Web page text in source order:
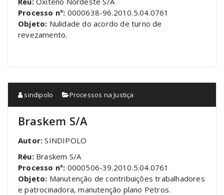
Processo nº: 0000638-96.2010.5.04.0761
Objeto: Nulidade do acordo de turno de
revezamento.
sindipolo Processos na Justiça
Braskem S/A
Autor: SINDIPOLO
Réu:Braskem S/A
Processo nº: 0000506-39.2010.5.04.0761
Objeto: Manutenção de contribuições trabalhadores
e patrocinadora, manutenção plano Petros.